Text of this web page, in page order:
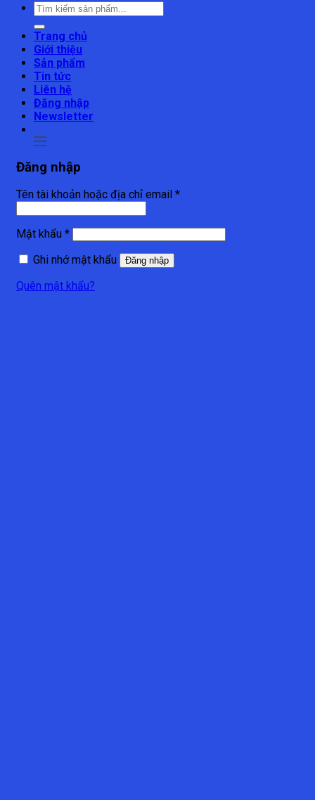
Tìm
kiếm:
Trang chủ
Giới thiệu
Sản phẩm
Tin tức
Liên hệ
Đăng nhập
Newsletter
Đăng nhập
Tên tài khoản hoặc địa chỉ email *
Mật khẩu *
Ghi nhớ mật khẩu
Đăng nhập
Quên mật khẩu?